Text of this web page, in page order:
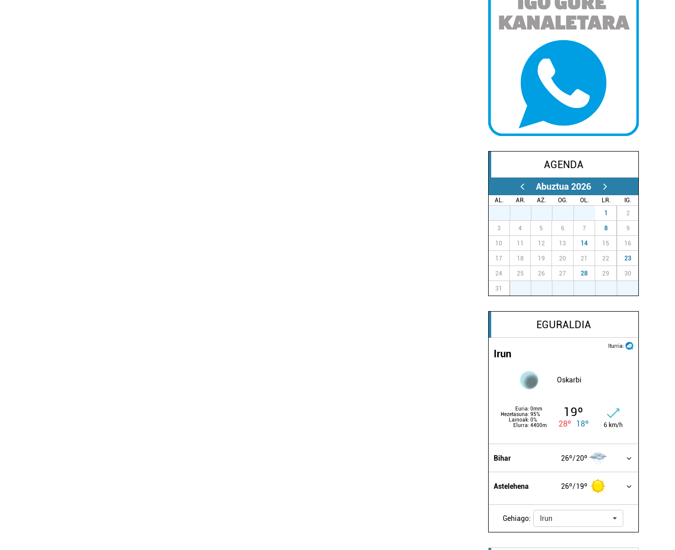
AGENDA
Abuztua 2026
AL. AR. AZ. OG. OL. LR.
IG.
1 2
3 4 5 6 7 8 9
10 11 12 13 14 15 16
17 18 19 20 21 22 23
24 25 26 27 28 29 30
31
EGURALDIA
Iturria:
Irun
Oskarbi
Euria: 0mm
Hezetasuna: 95%
Lainoak: 0%
Elurra: 4400m
19º
28º 18º 6 km/h
Bihar 26º 20º
Astelehena 26º 19º
Gehiago: Irun